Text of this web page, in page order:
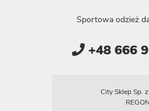
Sportowa odzież
+48 666
City Sklep Sp.